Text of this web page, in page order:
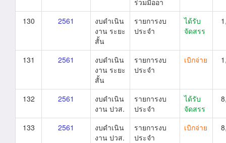
ร่วมมืออา
130 2561
งบดำเนิน
งาน ระยะ
สั้น
รายการงบ
ประจำ
ได้รับ
จัดสรร
131 2561
งบดำเนิน
งาน ระยะ
สั้น
รายการงบ
ประจำ
เบิกจ่าย
132 2561
งบดำเนิน
งาน ปวส.
รายการงบ
ประจำ
ได้รับ
จัดสรร
133 2561
งบดำเนิน
งาน ปวส.
รายการงบ
ประจำ
เบิกจ่าย